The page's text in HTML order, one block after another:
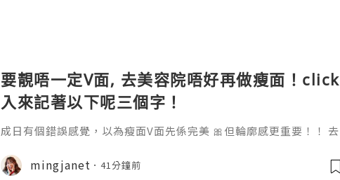
要靚唔一定V面, 去美容院唔好再做瘦面！click
入來記著以下呢三個字！
成日有個錯誤感覺，以為瘦面V面先係完美 🎀但輪廓感更重要！！ 去
療程係=做Duo Tite + Oligio 呢2部機 ✨簡直係天衣無縫!
mingjanet 41分鐘前